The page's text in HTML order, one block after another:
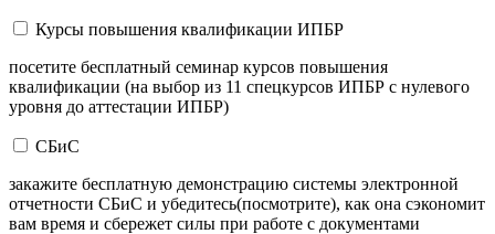
Курсы повышения квалификации ИПБР
посетите бесплатный семинар курсов повышения
квалификации (на выбор из 11 спецкурсов ИПБР с нулевого
уровня до аттестации ИПБР)
СБиС
закажите бесплатную демонстрацию системы электронной
отчетности СБиС и убедитесь(посмотрите), как она сэкономит
вам время и сбережет силы при работе с документами